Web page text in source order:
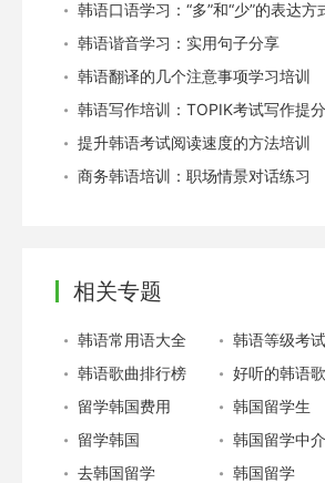
韩语口语学习：“多”和“少”的表达方
韩语谐音学习：实用句子分享
韩语翻译的几个注意事项学习培训
韩语写作培训：TOPIK考试写作提分技巧
提升韩语考试阅读速度的方法培训
商务韩语培训：职场情景对话练习
相关专题
韩语常用语大全
韩语等级考
韩语歌曲排行榜
好听的韩语歌
留学韩国费用
韩国留学生
留学韩国
韩国留学中介
去韩国留学
韩国留学